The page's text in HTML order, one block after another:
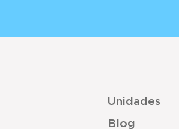
Unidades
Blog